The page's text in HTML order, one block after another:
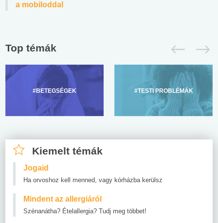
a mobiloddal
Top témák
#BETEGSÉGEK #TESTI PROBLÉMÁK
Kiemelt témák
Jogaid
Ha orvoshoz kell menned, vagy kórházba kerülsz
Mindent az allergiáról
Szénanátha? Ételallergia? Tudj meg többet!